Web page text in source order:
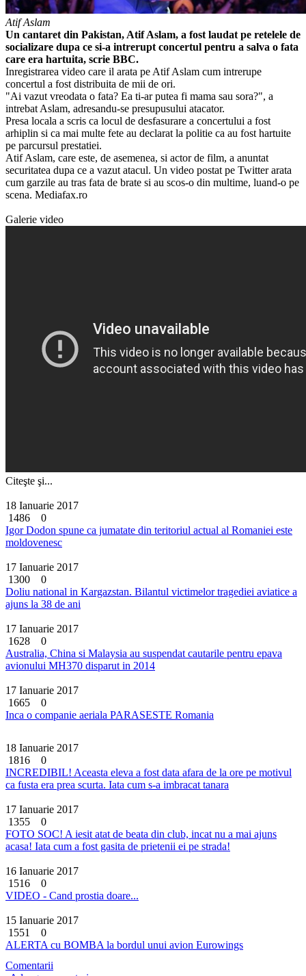
Atif Aslam
Un cantaret din Pakistan, Atif Aslam, a fost laudat pe retelele de
socializare dupa ce si-a intrerupt concertul pentru a salva o fata
care era hartuita, scrie BBC.
Inregistrarea video care il arata pe Atif Aslam cum intrerupe
concertul a fost distribuita de mii de ori.
"Ai vazut vreodata o fata? Ea ti-ar putea fi mama sau sora?", a
intrebat Aslam, adresandu-se presupusului atacator.
Presa locala a scris ca locul de desfasurare a concertului a fost
arhiplin si ca mai multe fete au declarat la politie ca au fost hartuite
pe parcursul prestatiei.
Atif Aslam, care este, de asemenea, si actor de film, a anuntat
securitatea dupa ce a vazut atacul. Un video postat pe Twitter arata
cum garzile au tras fata de brate si au scos-o din multime, luand-o pe
scena. Mediafax.ro
Galerie video
Citeşte şi...
18 Ianuarie 2017
1486
0
Igor Dodon spune ca jumatate din teritoriul actual al Romaniei este
moldovenesc
17 Ianuarie 2017
1300
0
Doliu national in Kargazstan. Bilantul victimelor tragediei aviatice a
ajuns la 38 de ani
17 Ianuarie 2017
1628
0
Australia, China si Malaysia au suspendat cautarile pentru epava
avionului MH370 disparut in 2014
17 Ianuarie 2017
1665
0
Inca o companie aeriala PARASESTE Romania
18 Ianuarie 2017
1816
0
INCREDIBIL! Aceasta eleva a fost data afara de la ore pe motivul
ca fusta era prea scurta. Iata cum s-a imbracat tanara
17 Ianuarie 2017
1355
0
FOTO SOC! A iesit atat de beata din club, incat nu a mai ajuns
acasa! Iata cum a fost gasita de prietenii ei pe strada!
16 Ianuarie 2017
1516
0
VIDEO - Cand prostia doare...
15 Ianuarie 2017
1551
0
ALERTA cu BOMBA la bordul unui avion Eurowings
Comentarii